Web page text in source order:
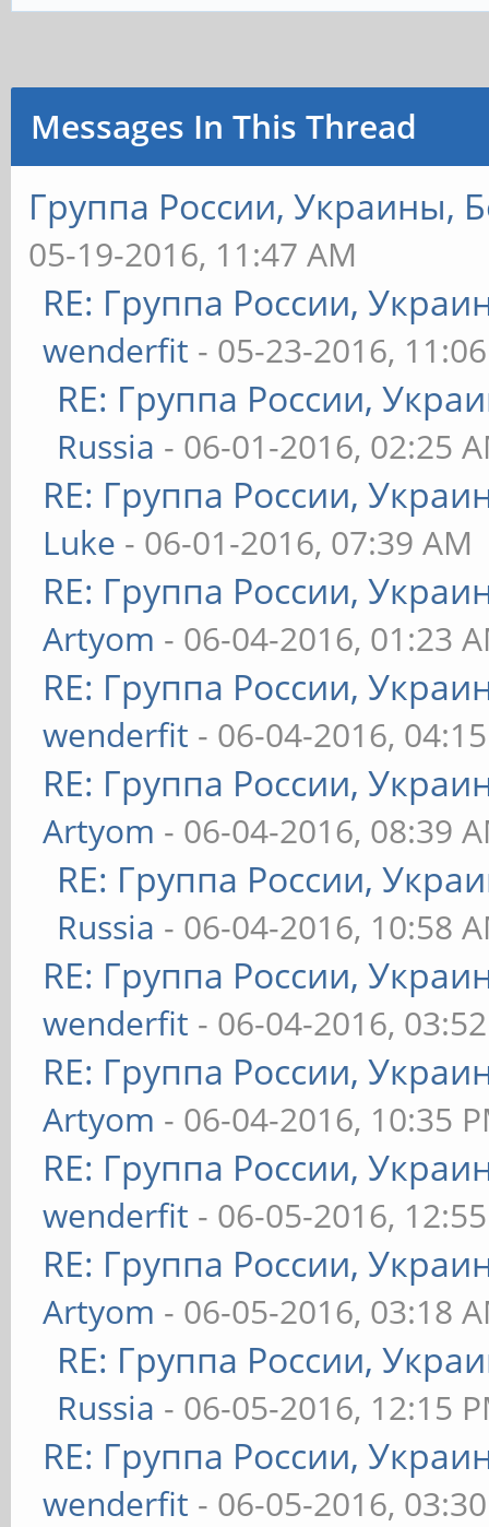
Messages In This Thread
Группа России, Украины,
05-19-2016, 11:47 AM
RE: Группа России,
wenderfit - 05-23-2016,
RE: Группа России,
Russia - 06-01-2016, 02:25
RE: Группа России,
Luke - 06-01-2016, 07:39 AM
RE: Группа России,
Artyom - 06-04-2016, 01:23
RE: Группа России,
wenderfit - 06-04-2016,
RE: Группа России,
Artyom - 06-04-2016, 08:39
RE: Группа России,
Russia - 06-04-2016, 10:58
RE: Группа России,
wenderfit - 06-04-2016,
RE: Группа России,
Artyom - 06-04-2016, 10:35
RE: Группа России,
wenderfit - 06-05-2016,
RE: Группа России,
Artyom - 06-05-2016, 03:18
RE: Группа России,
Russia - 06-05-2016, 12:15
RE: Группа России,
wenderfit - 06-05-2016,